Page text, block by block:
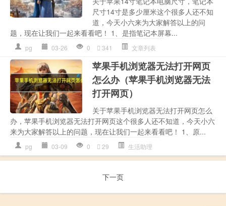
尺寸14寸是多少厘米这个很多人还不知
道，今天小六来为大家解答以上的问
题，现在让我们一起来看看吧！ 1、是指笔记本屏幕...
pg 03-26 0 341 文章列表
苹果手机浏览器无法打开网页
怎么办（苹果手机浏览器无法
打开网页）
关于苹果手机浏览器无法打开网页怎么
办，苹果手机浏览器无法打开网页这个很多人还不知道，今天小六
来为大家解答以上的问题，现在让我们一起来看看吧！ 1、原...
pg 03-09 0 29 生活助理
下一页